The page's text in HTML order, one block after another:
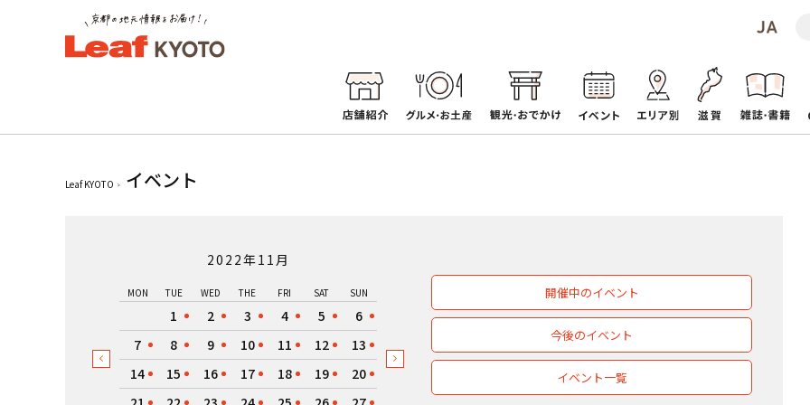
Leaf KYOTO イベント
2022年11月
MON TUE WED THE FRI SAT SUN
1 2 3 4 5
6
7
8 9 10 11 12
13
14
15 16 17 18 19
20
開催中のイベント
今後のイベント
イベント一覧